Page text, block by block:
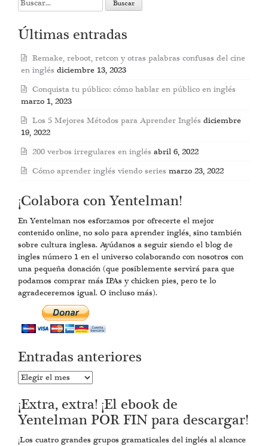
for:
Últimas entradas
Remake, reboot, retcon y otras palabras confusas del cine
en inglés diciembre 13, 2023
Conquista tu público: cómo hablar en público en inglés
marzo 1, 2023
Los 5 Mejores Métodos para Aprender Inglés diciembre
19, 2022
200 verbos irregulares en inglés abril 6, 2022
Cómo aprender inglés viendo series marzo 23, 2022
¡Colabora con Yentelman!
En Yentelman nos esforzamos por ofrecerte el mejor
contenido online, no solo para aprender inglés, sino también
sobre cultura inglesa. Ayúdanos a seguir siendo el blog de
ingles número 1 en el universo colaborando con nosotros con
una pequeña donación (que posiblemente servirá para que
podamos comprar más IPAs y chicken pies, pero te lo
agradeceremos igual. O incluso más).
Entradas anteriores
Entradas
¡Extra, extra! ¡El ebook de
Yentelman POR FIN para descargar!
¡Los cuatro grandes grupos gramaticales del inglés al alcance